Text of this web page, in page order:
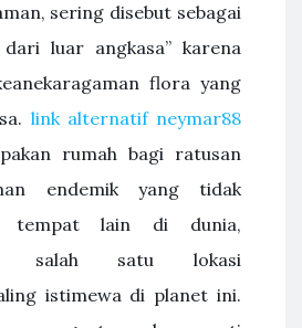
sering disebut sebagai
luar angkasa” karena
flora yang
link alternatif neymar88
rumah bagi ratusan
endemik yang tidak
tempat lain di dunia,
salah satu lokasi
istimewa di planet ini.